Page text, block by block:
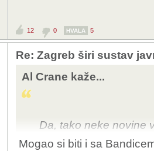
12 0 HVALA 5
Re: Zagreb širi sustav
Al Crane kaže...
Da, tako neke novine
tek dotepenec sa
Mogao si biti i sa